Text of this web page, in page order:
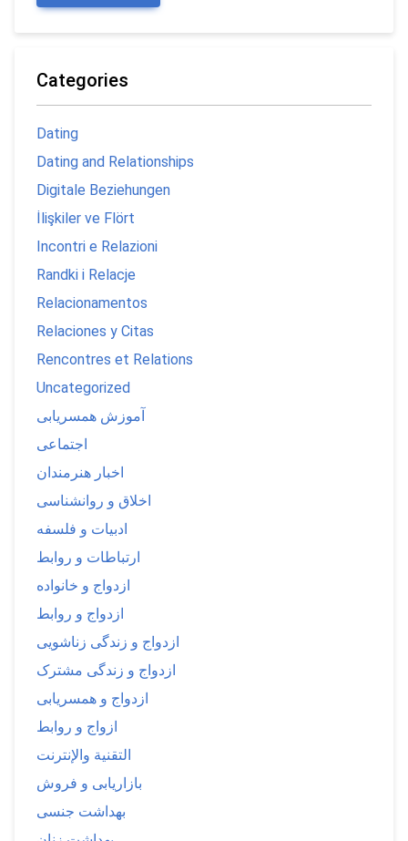
Categories
Dating
Dating and Relationships
Digitale Beziehungen
İlişkiler ve Flört
Incontri e Relazioni
Randki i Relacje
Relacionamentos
Relaciones y Citas
Rencontres et Relations
Uncategorized
آموزش همسریابی
اجتماعی
اخبار هنرمندان
اخلاق و روانشناسی
ادبیات و فلسفه
ارتباطات و روابط
ازدواج و خانواده
ازدواج و روابط
ازدواج و زندگی زناشویی
ازدواج و زندگی مشترک
ازدواج و همسریابی
ازواج و روابط
التقنية والإنترنت
بازاریابی و فروش
بهداشت جنسی